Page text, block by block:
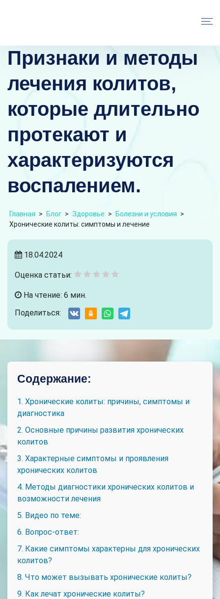
Признаки и методы
лечения колитов,
которые длительно
протекают и
характеризуются
воспалением.
Главная > Блог > Здоровье > Болезни и условия >
Хронические колиты: симптомы и лечение
18.04.2024
Оценка статьи:
На чтение: 6 мин.
Поделиться:
Содержание:
1. Хронические колиты: причины, симптомы и
диагностика
2. Основные причины развития хронических
колитов
3. Характерные симптомы и проявления
хронических колитов
4. Методы диагностики хронических колитов и
возможности лечения
5. Видео по теме:
6. Вопрос-ответ:
7. Какие симптомы характерны для хронических
колитов?
8. Что может вызывать хронические колиты?
9. Как лечат хронические колиты?